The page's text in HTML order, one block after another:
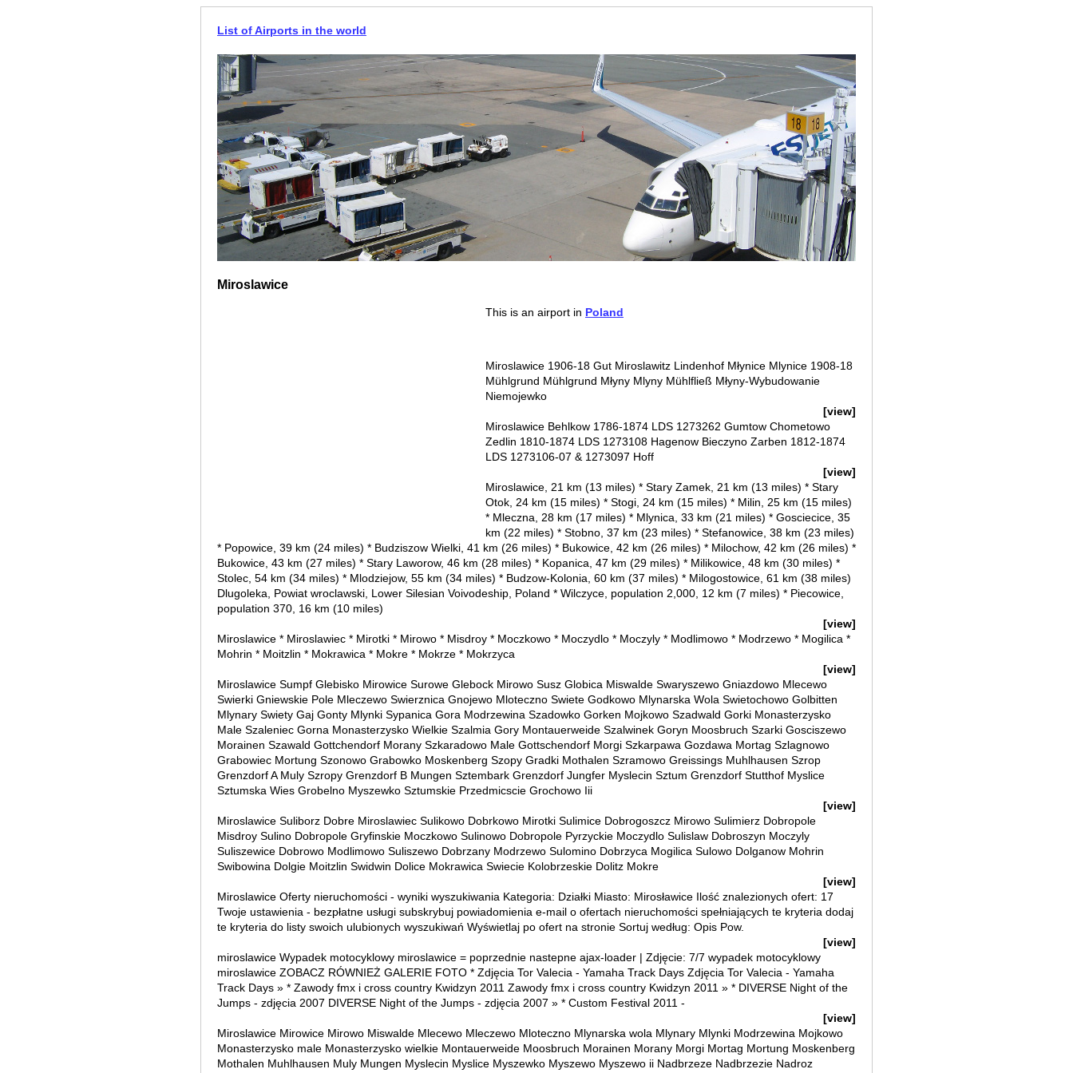
List of Airports in the world
Miroslawice
This is an airport in Poland
Miroslawice 1906-18 Gut Miroslawitz Lindenhof Młynice Mlynice 1908-18
Mühlgrund Mühlgrund Młyny Mlyny Mühlfließ Młyny-Wybudowanie
Niemojewko
[view]
Miroslawice Behlkow 1786-1874 LDS 1273262 Gumtow Chometowo
Zedlin 1810-1874 LDS 1273108 Hagenow Bieczyno Zarben 1812-1874
LDS 1273106-07 & 1273097 Hoff
[view]
Miroslawice, 21 km (13 miles) * Stary Zamek, 21 km (13 miles) * Stary
Otok, 24 km (15 miles) * Stogi, 24 km (15 miles) * Milin, 25 km (15 miles)
* Mleczna, 28 km (17 miles) * Mlynica, 33 km (21 miles) * Gosciecice, 35
km (22 miles) * Stobno, 37 km (23 miles) * Stefanowice, 38 km (23 miles)
* Popowice, 39 km (24 miles) * Budziszow Wielki, 41 km (26 miles) * Bukowice, 42 km (26 miles) * Milochow, 42 km (26 miles) *
Bukowice, 43 km (27 miles) * Stary Laworow, 46 km (28 miles) * Kopanica, 47 km (29 miles) * Milikowice, 48 km (30 miles) *
Stolec, 54 km (34 miles) * Mlodziejow, 55 km (34 miles) * Budzow-Kolonia, 60 km (37 miles) * Milogostowice, 61 km (38 miles)
Dlugoleka, Powiat wroclawski, Lower Silesian Voivodeship, Poland * Wilczyce, population 2,000, 12 km (7 miles) * Piecowice,
population 370, 16 km (10 miles)
[view]
Miroslawice * Miroslawiec * Mirotki * Mirowo * Misdroy * Moczkowo * Moczydlo * Moczyly * Modlimowo * Modrzewo * Mogilica *
Mohrin * Moitzlin * Mokrawica * Mokre * Mokrze * Mokrzyca
[view]
Miroslawice Sumpf Glebisko Mirowice Surowe Glebock Mirowo Susz Globica Miswalde Swaryszewo Gniazdowo Mlecewo
Swierki Gniewskie Pole Mleczewo Swierznica Gnojewo Mloteczno Swiete Godkowo Mlynarska Wola Swietochowo Golbitten
Mlynary Swiety Gaj Gonty Mlynki Sypanica Gora Modrzewina Szadowko Gorken Mojkowo Szadwald Gorki Monasterzysko
Male Szaleniec Gorna Monasterzysko Wielkie Szalmia Gory Montauerweide Szalwinek Goryn Moosbruch Szarki Gosciszewo
Morainen Szawald Gottchendorf Morany Szkaradowo Male Gottschendorf Morgi Szkarpawa Gozdawa Mortag Szlagnowo
Grabowiec Mortung Szonowo Grabowko Moskenberg Szopy Gradki Mothalen Szramowo Greissings Muhlhausen Szrop
Grenzdorf A Muly Szropy Grenzdorf B Mungen Sztembark Grenzdorf Jungfer Myslecin Sztum Grenzdorf Stutthof Myslice
Sztumska Wies Grobelno Myszewko Sztumskie Przedmicscie Grochowo Iii
[view]
Miroslawice Suliborz Dobre Miroslawiec Sulikowo Dobrkowo Mirotki Sulimice Dobrogoszcz Mirowo Sulimierz Dobropole
Misdroy Sulino Dobropole Gryfinskie Moczkowo Sulinowo Dobropole Pyrzyckie Moczydlo Sulislaw Dobroszyn Moczyly
Suliszewice Dobrowo Modlimowo Suliszewo Dobrzany Modrzewo Sulomino Dobrzyca Mogilica Sulowo Dolganow Mohrin
Swibowina Dolgie Moitzlin Swidwin Dolice Mokrawica Swiecie Kolobrzeskie Dolitz Mokre
[view]
Miroslawice Oferty nieruchomości - wyniki wyszukiwania Kategoria: Działki Miasto: Mirosławice Ilość znalezionych ofert: 17
Twoje ustawienia - bezpłatne usługi subskrybuj powiadomienia e-mail o ofertach nieruchomości spełniających te kryteria dodaj
te kryteria do listy swoich ulubionych wyszukiwań Wyświetlaj po ofert na stronie Sortuj według: Opis Pow.
[view]
miroslawice Wypadek motocyklowy miroslawice = poprzednie nastepne ajax-loader | Zdjęcie: 7/7 wypadek motocyklowy
miroslawice ZOBACZ RÓWNIEŻ GALERIE FOTO * Zdjęcia Tor Valecia - Yamaha Track Days Zdjęcia Tor Valecia - Yamaha
Track Days » * Zawody fmx i cross country Kwidzyn 2011 Zawody fmx i cross country Kwidzyn 2011 » * DIVERSE Night of the
Jumps - zdjęcia 2007 DIVERSE Night of the Jumps - zdjęcia 2007 » * Custom Festival 2011 -
[view]
Miroslawice Mirowice Mirowo Miswalde Mlecewo Mleczewo Mloteczno Mlynarska wola Mlynary Mlynki Modrzewina Mojkowo
Monasterzysko male Monasterzysko wielkie Montauerweide Moosbruch Morainen Morany Morgi Mortag Mortung Moskenberg
Mothalen Muhlhausen Muly Mungen Myslecin Myslice Myszewko Myszewo Myszewo ii Nadbrzeze Nadbrzezie Nadroz